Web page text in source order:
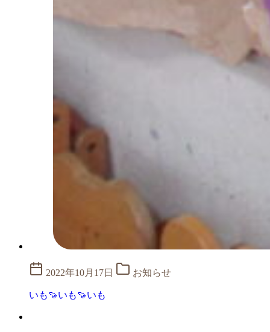
2022年10月17日 お知らせ
いも🍠いも🍠いも